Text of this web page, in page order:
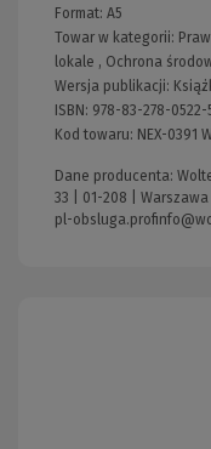
Format: A5
Towar w kategorii:
lokale , Ochrona
Wersja publikacji:
ISBN: 978-83-278-0522-
Kod towaru: NEX-0391
Dane producenta:
33 | 01-208 | Warszawa
pl-